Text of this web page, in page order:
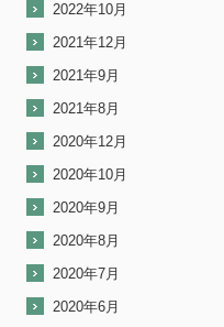
2022年10月
2021年12月
2021年9月
2021年8月
2020年12月
2020年10月
2020年9月
2020年8月
2020年7月
2020年6月